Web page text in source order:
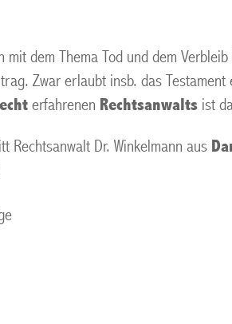
dem Thema Tod und dem
Zwar erlaubt insb. das
erfahrenen Rechtsanwalts ist
Dr. Winkelmann aus